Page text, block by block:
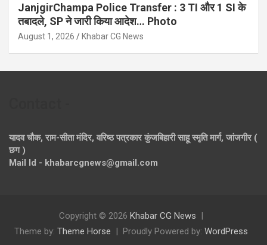
JanjgirChampa Police Transfer : 3 TI और 1 SI के
तबादले, SP ने जारी किया आदेश… Photo
August 1, 2026 Khabar CG News
यादव चौक, राम-सीता मंदिर, वरिष्ठ पत्रकार कुंजबिहारी साहू स्मृति मार्ग, जांजगीर (
छग )
Mail Id - khabarcgnews@gmail.com
Copyright © 2026 Khabar CG News
Theme by: Theme Horse Proudly Powered by: WordPress